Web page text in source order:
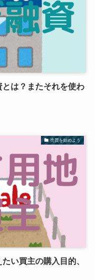
は？またそれを使わ
売買を始めよう
い買主の購入目的、